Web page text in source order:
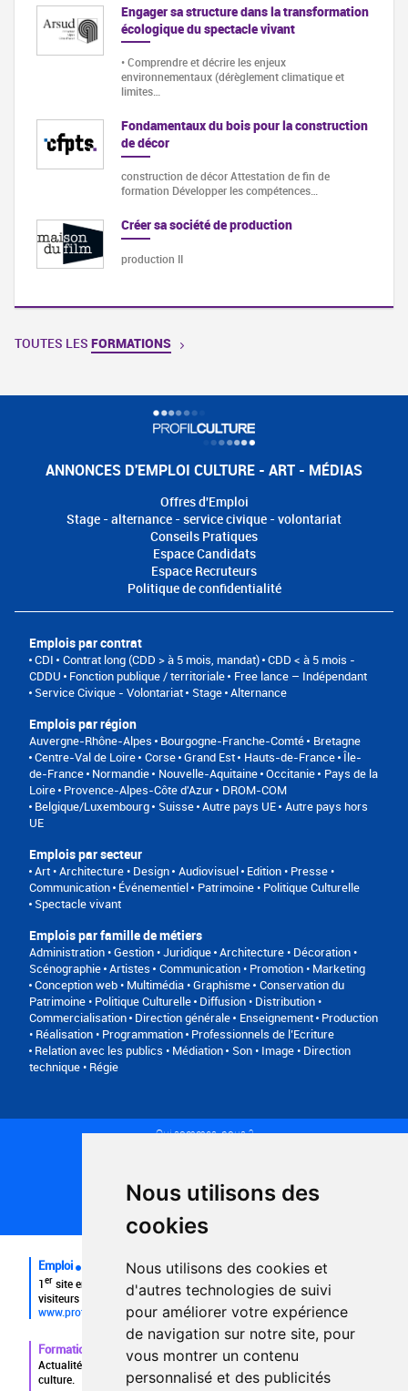
Nous utilisons des
cookies
Nous utilisons des cookies et
d'autres technologies de suivi
pour améliorer votre expérience
de navigation sur notre site, pour
vous montrer un contenu
personnalisé et des publicités
Engager sa structure dans la transformation
écologique du spectacle vivant
• Comprendre et décrire les enjeux
environnementaux (dérèglement climatique et
limites…
Fondamentaux du bois pour la construction
de décor
construction de décor Attestation de fin de
formation Développer les compétences…
Créer sa société de production
production II
TOUTES LES FORMATIONS
ANNONCES D'EMPLOI CULTURE - ART - MÉDIAS
Offres d'Emploi
Stage - alternance - service civique - volontariat
Conseils Pratiques
Espace Candidats
Espace Recruteurs
Politique de confidentialité
Emplois par contrat
CDI Contrat long (CDD > à 5 mois, mandat) CDD < à 5 mois -
CDDU
Fonction publique / territoriale
Free lance – Indépendant
Service Civique - Volontariat
Stage Alternance
Emplois par région
Auvergne-Rhône-Alpes Bourgogne-Franche-Comté
Bretagne
Centre-Val de Loire Corse Grand Est Hauts-de-France Île-
de-France Normandie Nouvelle-Aquitaine Occitanie
Pays de la
Loire Provence-Alpes-Côte d'Azur
DROM-COM
Belgique/Luxembourg
Suisse Autre pays UE Autre pays hors
UE
Emplois par secteur
Art • Architecture • Design Audiovisuel Edition • Presse •
Communication Événementiel
Patrimoine • Politique Culturelle
Spectacle vivant
Emplois par famille de métiers
Administration • Gestion • Juridique Architecture • Décoration •
Scénographie Artistes
Communication • Promotion • Marketing
Conception web • Multimédia • Graphisme Conservation du
Patrimoine • Politique Culturelle Diffusion • Distribution •
Commercialisation Direction générale Enseignement Production
• Réalisation • Programmation Professionnels de l’Ecriture
Relation avec les publics • Médiation
Son • Image • Direction
technique • Régie
Qui sommes-nous ?
Plan du site
FAQ recruteurs
FAQ
Emploi
1er site emploi du secteur culturel 784.000 visites et 230.000
visiteurs uniques par mois.
www.profilculture.com
Formation
Actualités, guide et annuaire des formations aux métiers de la
culture.